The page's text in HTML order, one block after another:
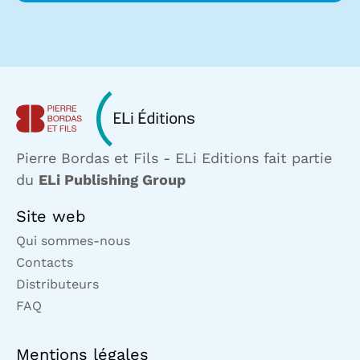
Pierre Bordas et Fils - ELi Editions fait partie
du ELi Publishing Group
Site web
Qui sommes-nous
Contacts
Distributeurs
FAQ
Mentions légales